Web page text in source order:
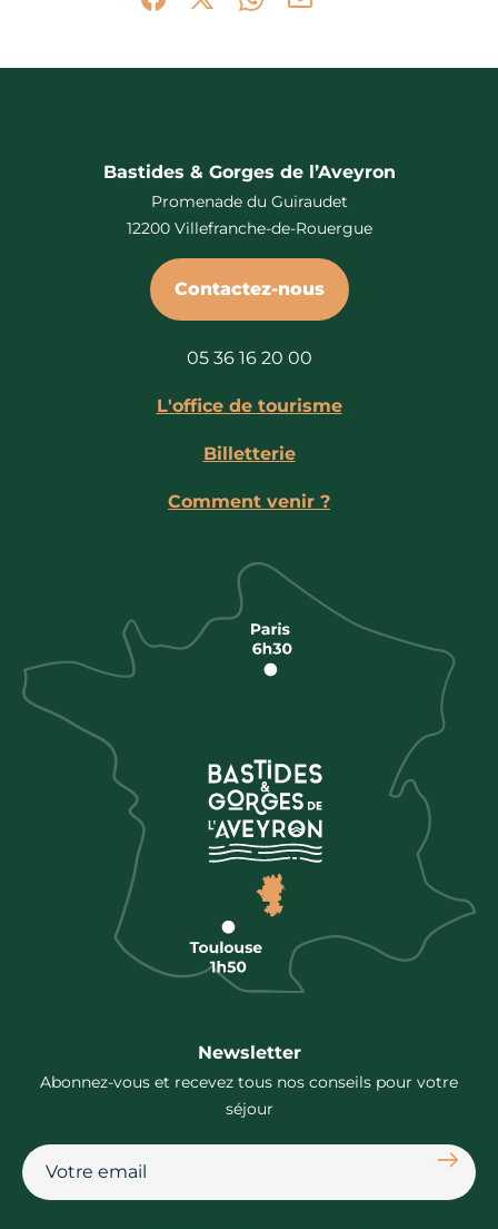
Partager sur Facebook (nouvelle
Partager sur X / Twitter (nouvelle
Partager sur WhatsApp
Partager par mail
Bastides & Gorges de l’Aveyron
Promenade du Guiraudet
12200 Villefranche-de-Rouergue
Contactez-nous
05 36 16 20 00
L'office de tourisme
Billetterie
Comment venir ?
Newsletter
Abonnez-vous et recevez tous nos conseils pour votre
séjour